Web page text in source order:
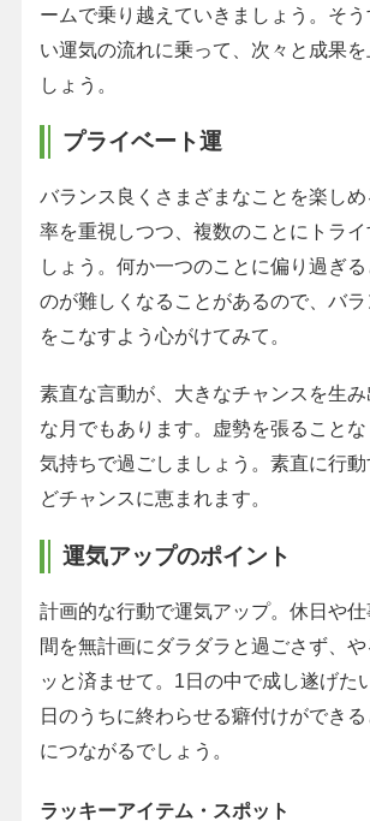
ームで乗り越えていきましょう。そ
い運気の流れに乗って、次々と成果
しょう。
プライベート運
バランス良くさまざまなことを楽し
率を重視しつつ、複数のことにトラ
しょう。何か一つのことに偏り過ぎ
のが難しくなることがあるので、バ
をこなすよう心がけてみて。
素直な言動が、大きなチャンスを生
な月でもあります。虚勢を張ること
気持ちで過ごしましょう。素直に行
どチャンスに恵まれます。
運気アップのポイント
計画的な行動で運気アップ。休日や
間を無計画にダラダラと過ごさず、
ッと済ませて。1日の中で成し遂げた
日のうちに終わらせる癖付けができ
につながるでしょう。
ラッキーアイテム・スポット